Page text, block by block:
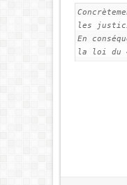
les
En
la loi du